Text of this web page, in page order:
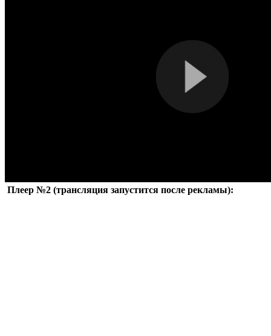
Плеер №2 (трансляция запустится после рекламы):